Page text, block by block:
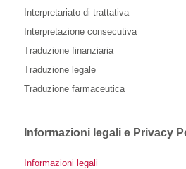
Interpretariato di trattativa
Interpretazione consecutiva
Traduzione finanziaria
Traduzione legale
Traduzione farmaceutica
Informazioni legali e Privacy
Informazioni legali